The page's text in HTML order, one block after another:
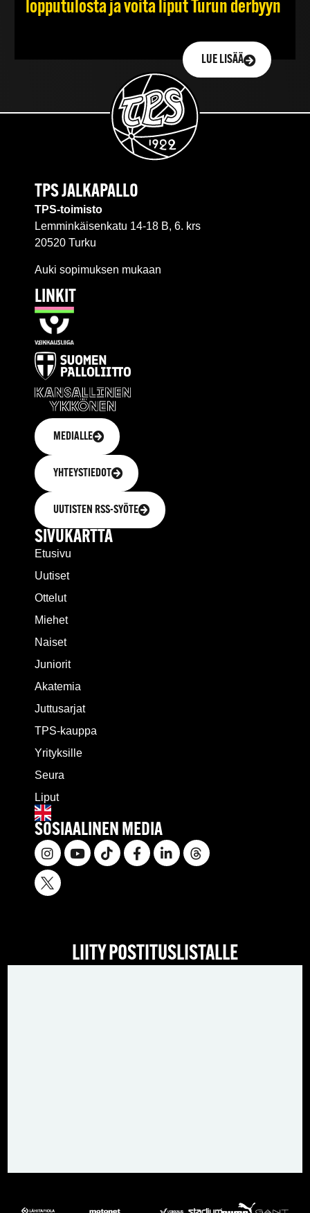
lopputulosta ja voita liput Turun derbyyn
LUE LISÄÄ
TPS JALKAPALLO
TPS-toimisto
Lemminkäisenkatu 14-18 B, 6. krs
20520 Turku
Auki sopimuksen mukaan
LINKIT
MEDIALLE
YHTEYSTIEDOT
UUTISTEN RSS-SYÖTE
SIVUKARTTA
Etusivu
Uutiset
Ottelut
Miehet
Naiset
Juniorit
Akatemia
Juttusarjat
TPS-kauppa
Yrityksille
Seura
Liput
SOSIAALINEN MEDIA
LIITY POSTITUSLISTALLE